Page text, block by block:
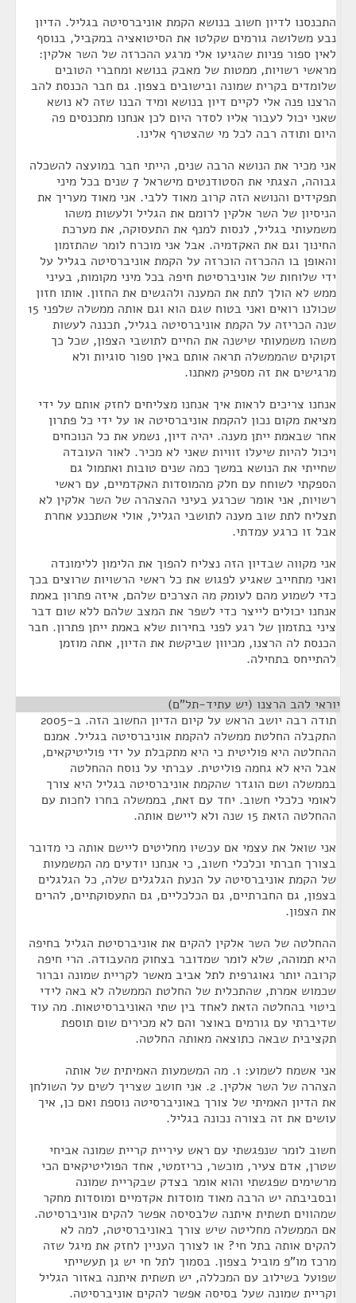
התכנסנו לדיון חשוב בנושא הקמת אוניברסיטה בגליל. הדיון
נבע משלושה גורמים שקלטו את הסיטואציה במקביל, בנוסף
לאין ספור פניות שהגיעו אלי מרגע ההכרזה של השר אלקין:
מראשי רשויות, ממטות של מאבק בנושא ומחברי הטובים
שלומדים בקרית שמונה ובישובים בצפון. גם חבר הכנסת להב
הרצנו פנה אלי לקיים דיון בנושא ומיד הבנו שזה לא נושא
שאני יכול לעבור אליו לסדר היום לכן אנחנו מתכנסים פה
היום ותודה רבה לכל מי שהצטרף אלינו.
אני מכיר את הנושא הרבה שנים, הייתי חבר במועצה להשכלה
גבוהה, הצגתי את הסטודנטים מישראל 7 שנים בכל מיני
תפקידים והנושא הזה קרוב מאוד ללבי. אני מאוד מעריך את
הניסיון של השר אלקין לרומם את הגליל ולעשות משהו
משמעותי בגליל, לנסות למנף את התעסוקה, את מערכת
החינוך וגם את האקדמיה. אבל אני מוכרח לומר שהתזמון
והאופן בו ההכרזה הוכרזה על הקמת אוניברסיטה בגליל על
ידי שלוחות של אוניברסיטת חיפה בכל מיני מקומות, בעיני
ממש לא הולך לתת את המענה ולהגשים את החזון. אותו חזון
שכולנו רואים ואני בטוח שגם הוא וגם אותה ממשלה שלפני 15
שנה הכריזה על הקמת אוניברסיטה בגליל, תכננה לעשות
משהו משמעותי שישנה את החיים לתושבי הצפון, שכל כך
זקוקים שהממשלה תראה אותם באין ספור סוגיות ולא
מרגישים את זה מספיק מאתנו.
אנחנו צריכים לראות איך אנחנו מצליחים לחזק אותם על ידי
מציאת מקום נכון להקמת אוניברסיטה או על ידי כל פתרון
אחר שבאמת ייתן מענה. יהיה דיון, נשמע את כל הנוכחים
ויכול להיות שיעלו זוויות שאני לא מכיר. לאור העובדה
שחייתי את הנושא במשך כמה שנים טובות ואתמול גם
הספקתי לשוחח עם חלק מהמוסדות האקדמיים, עם ראשי
רשויות, אני אומר שכרגע בעיני ההצהרה של השר אלקין לא
תצליח לתת שוב מענה לתושבי הגליל, אולי אשתכנע אחרת
אבל זו כרגע עמדתי.
אני מקווה שבדיון הזה נצליח להפוך את הלימון ללימונדה
ואני מתחייב שאגיע לפגוש את כל ראשי הרשויות שרוצים בכך
כדי לשמוע מהם לעומק מה הצרכים שלהם, איזה פתרון באמת
אנחנו יכולים לייצר כדי לשפר את המצב שלהם ללא שום דבר
ציני בתזמון של רגע לפני בחירות שלא באמת ייתן פתרון. חבר
הכנסת לה הרצנו, מכיוון שביקשת את הדיון, אתה מוזמן
להתייחס בתחילה.
יוראי להב הרצנו (יש עתיד-תל"ם)
תודה רבה יושב הראש על קיום הדיון החשוב הזה. ב-2005
התקבלה החלטת ממשלה להקמת אוניברסיטה בגליל. אמנם
ההחלטה היא פוליטית כי היא מתקבלת על ידי פוליטיקאים,
אבל היא לא גחמה פוליטית. עברתי על נוסח ההחלטה
בממשלה ושם הוגדר שהקמת אוניברסיטה בגליל היא צורך
לאומי כלכלי חשוב. יחד עם זאת, בממשלה בחרו לחכות עם
ההחלטה הזאת 15 שנה ולא ליישם אותה.
אני שואל את עצמי אם עכשיו מחליטים ליישם אותה כי מדובר
בצורך חברתי וכלכלי חשוב, כי אנחנו יודעים מה המשמעות
של הקמת אוניברסיטה על הנעת הגלגלים שלה, כל הגלגלים
בצפון, גם החברתיים, גם הכלכליים, גם התעסוקתיים, להרים
את הצפון.
ההחלטה של השר אלקין להקים את אוניברסיטת הגליל בחיפה
היא תמוהה, שלא לומר שמדובר בצחוק מהעבודה. הרי חיפה
קרובה יותר גאוגרפית לתל אביב מאשר לקריית שמונה וברור
שכמוש אמרת, שהתכלית של החלטת הממשלה לא באה לידי
ביטוי בהחלטה הזאת לאחד בין שתי האוניברסיטאות. מה עוד
שדיברתי עם גורמים באוצר והם לא מכירים שום תוספת
תקציבית שבאה כתוצאה מאותה החלטה.
אני אשמח לשמוע: 1. מה המשמעות האמיתית של אותה
הצהרה של השר אלקין. 2. אני חושב שצריך לשים על השולחן
את הדיון האמיתי של צורך באוניברסיטה נוספת ואם כן, איך
עושים את זה בצורה נכונה בגליל.
חשוב לומר שנפגשתי עם ראש עיריית קריית שמונה אביחי
שטרן, אדם צעיר, מוכשר, כריזמטי, אחד הפוליטיקאים הכי
מרשימים שפגשתי והוא אומר בצדק שבקריית שמונה
ובסביבתה יש הרבה מאוד מוסדות אקדמיים ומוסדות מחקר
שמהווים תשתית איתנה שלבסיסה אפשר להקים אוניברסיטה.
אם הממשלה מחליטה שיש צורך באוניברסיטה, למה לא
להקים אותה בתל חי? או לצורך העניין לחזק את מיגל שזה
מרכז מו"פ מוביל בצפון. בסמוך לתל חי יש גן תעשייתי
שפועל בשילוב עם המכללה, יש תשתית איתנה באזור הגליל
וקריית שמונה שעל בסיסה אפשר להקים אוניברסיטה.